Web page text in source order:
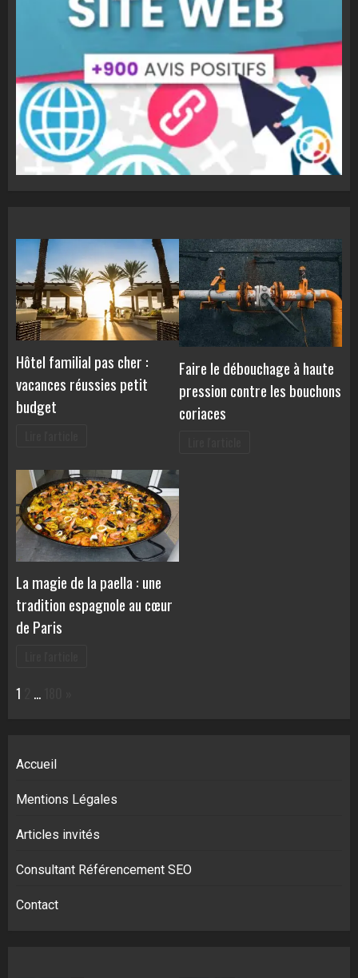
Hôtel familial pas cher :
vacances réussies petit
budget
Faire le débouchage à haute
pression contre les bouchons
coriaces
La magie de la paella : une
tradition espagnole au cœur
de Paris
Page:
1 …
Accueil
Mentions Légales
Articles invités
Consultant Référencement SEO
Contact